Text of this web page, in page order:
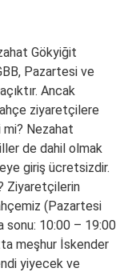
Gökyiğit
Pazartesi ve
Ancak
ziyaretçilere
Nezahat
de dahil olmak
giriş ücretsizdir.
Ziyaretçilerin
(Pazartesi
10:00 – 19:00
meşhur İskender
yiyecek ve